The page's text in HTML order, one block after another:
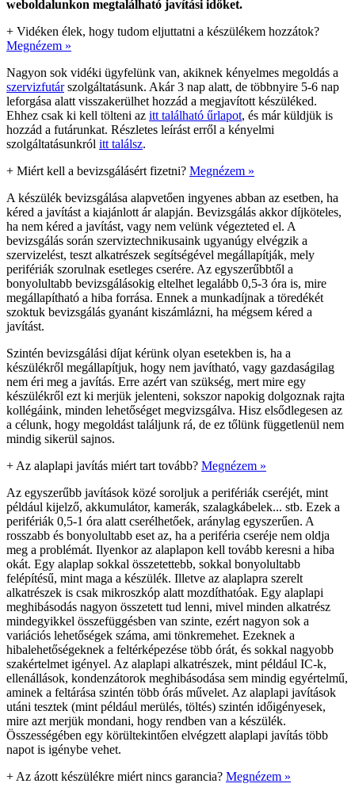
weboldalunkon megtalálható javítási időket.
+ Vidéken élek, hogy tudom eljuttatni a készülékem hozzátok?
Megnézem »
Nagyon sok vidéki ügyfelünk van, akiknek kényelmes megoldás a
szervizfutárszolgáltatásunk. Akár 3 nap alatt, de többnyire 5-6 nap
leforgása alatt visszakerülhet hozzád a megjavított készüléked.
Ehhez csak ki kell tölteni az itt található űrlapot, és már küldjük is
hozzád a futárunkat. Részletes leírást erről a kényelmi
szolgáltatásunkról itt találsz.
+ Miért kell a bevizsgálásért fizetni? Megnézem »
A készülék bevizsgálása alapvetően ingyenes abban az esetben, ha
kéred a javítást a kiajánlott ár alapján. Bevizsgálás akkor díjköteles,
ha nem kéred a javítást, vagy nem velünk végezteted el. A
bevizsgálás során szerviztechnikusaink ugyanúgy elvégzik a
szervizelést, teszt alkatrészek segítségével megállapítják, mely
perifériák szorulnak esetleges cserére. Az egyszerűbbtől a
bonyolultabb bevizsgálásokig eltelhet legalább 0,5-3 óra is, mire
megállapítható a hiba forrása. Ennek a munkadíjnak a töredékét
szoktuk bevizsgálás gyanánt kiszámlázni, ha mégsem kéred a
javítást.
Szintén bevizsgálási díjat kérünk olyan esetekben is, ha a
készülékről megállapítjuk, hogy nem javítható, vagy gazdaságilag
nem éri meg a javítás. Erre azért van szükség, mert mire egy
készülékről ezt ki merjük jelenteni, sokszor napokig dolgoznak rajta
kollégáink, minden lehetőséget megvizsgálva. Hisz elsődlegesen az
a célunk, hogy megoldást találjunk rá, de ez tőlünk függetlenül nem
mindig sikerül sajnos.
+ Az alaplapi javítás miért tart tovább? Megnézem »
Az egyszerűbb javítások közé soroljuk a perifériák cseréjét, mint
például kijelző, akkumulátor, kamerák, szalagkábelek... stb. Ezek a
perifériák 0,5-1 óra alatt cserélhetőek, aránylag egyszerűen. A
rosszabb és bonyolultabb eset az, ha a periféria cseréje nem oldja
meg a problémát. Ilyenkor az alaplapon kell tovább keresni a hiba
okát. Egy alaplap sokkal összetettebb, sokkal bonyolultabb
felépítésű, mint maga a készülék. Illetve az alaplapra szerelt
alkatrészek is csak mikroszkóp alatt mozdíthatóak. Egy alaplapi
meghibásodás nagyon összetett tud lenni, mivel minden alkatrész
mindegyikkel összefüggésben van szinte, ezért nagyon sok a
variációs lehetőségek száma, ami tönkremehet. Ezeknek a
hibalehetőségeknek a feltérképezése több órát, és sokkal nagyobb
szakértelmet igényel. Az alaplapi alkatrészek, mint például IC-k,
ellenállások, kondenzátorok meghibásodása sem mindig egyértelmű,
aminek a feltárása szintén több órás művelet. Az alaplapi javítások
utáni tesztek (mint például merülés, töltés) szintén időigényesek,
mire azt merjük mondani, hogy rendben van a készülék.
Összességében egy körültekintően elvégzett alaplapi javítás több
napot is igénybe vehet.
+ Az ázott készülékre miért nincs garancia? Megnézem »